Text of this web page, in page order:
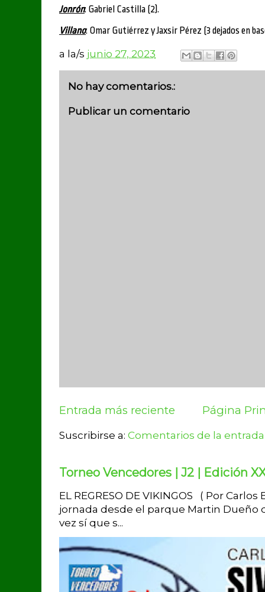
Jonrón: Gabriel Castilla (2).
Villano: Omar Gutiérrez y Jaxsir Pérez (3 dejados en
a la/s junio 27, 2023
No hay comentarios.:
Publicar un comentario
Entrada más reciente Página
Suscribirse a: Comentarios de la
Torneo Vencedores | J2 | Edición
EL REGRESO DE VIKINGOS ( Por
jornada desde el parque Martin Dueño
vez sí que s...